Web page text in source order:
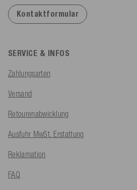
Kontaktformular
SERVICE & INFOS
Zahlungsarten
Versand
Retourenabwicklung
Ausfuhr MwSt. Erstattung
Reklamation
FAQ